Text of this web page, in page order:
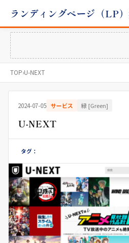
ランディングページ（LP）
TOP›U-NEXT
2024-07-05 サービス 緑 [Green]
U-NEXT
タグ：